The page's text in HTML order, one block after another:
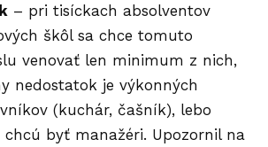
– pri tisíckach absolventov
škôl sa chce tomuto
venovať len minimum z nich,
nedostatok je výkonných
(kuchár, čašník), lebo
chcú byť manažéri. Upozornil na